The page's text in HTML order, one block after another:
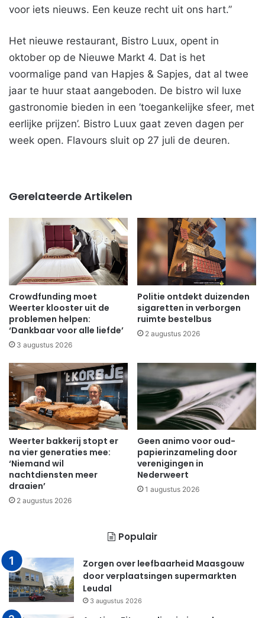
voor iets nieuws. Een keuze recht uit ons hart.”
Het nieuwe restaurant, Bistro Luux, opent in
oktober op de Nieuwe Markt 4. Dat is het
voormalige pand van Hapjes & Sapjes, dat al twee
jaar te huur staat aangeboden. De bistro wil luxe
gastronomie bieden in een ’toegankelijke sfeer, met
eerlijke prijzen’. Bistro Luux gaat zeven dagen per
week open. Flavours sluit op 27 juli de deuren.
Gerelateerde Artikelen
Crowdfunding moet
Weerter klooster uit de
problemen helpen:
‘Dankbaar voor alle liefde’
3 augustus 2026
Politie ontdekt duizenden
sigaretten in verborgen
ruimte bestelbus
2 augustus 2026
Weerter bakkerij stopt er
na vier generaties mee:
‘Niemand wil
nachtdiensten meer
draaien’
2 augustus 2026
Geen animo voor oud-
papierinzameling door
verenigingen in
Nederweert
1 augustus 2026
Populair
Zorgen over leefbaarheid Maasgouw
door verplaatsingen supermarkten
Leudal
3 augustus 2026